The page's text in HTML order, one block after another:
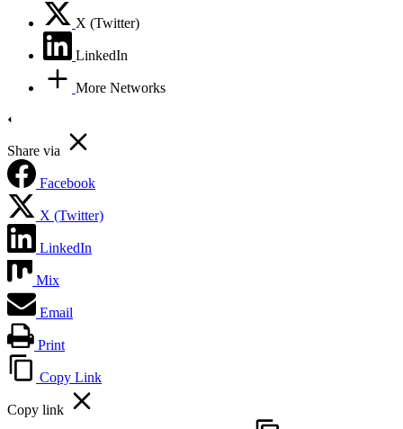
X (Twitter)
LinkedIn
More Networks
Share via
Facebook
X (Twitter)
LinkedIn
Mix
Email
Print
Copy Link
Copy link